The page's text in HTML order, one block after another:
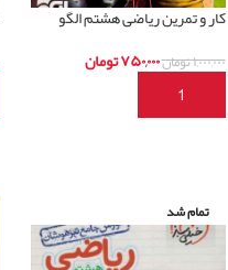
کار و تمرین ریاضی هشتم الگو
۱,۰۰۰,۰۰۰تومان۷۵۰,۰۰۰تومان
افزودن به سبد خرید
تمام شد